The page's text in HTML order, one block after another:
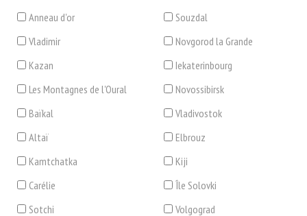
Anneau d'or
Souzdal
Vladimir
Novgorod la Grande
Kazan
Iekaterinbourg
Les Montagnes de l'Oural
Novossibirsk
Baïkal
Vladivostok
Altaï
Elbrouz
Kamtchatka
Kiji
Carélie
Île Solovki
Sotchi
Volgograd